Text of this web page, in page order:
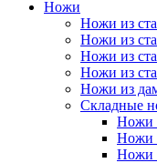
Ножи
Ножи из
Ножи из
Ножи из
Ножи из
Ножи из
Складные
Ножи
Ножи
Ножи